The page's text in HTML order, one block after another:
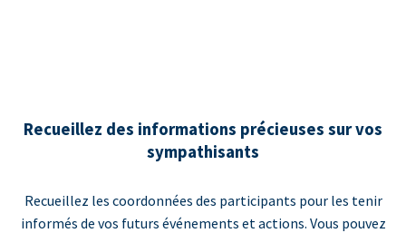
Recueillez des informations précieuses sur vos
sympathisants
Recueillez les coordonnées des participants pour les tenir
informés de vos futurs événements et actions. Vous pouvez